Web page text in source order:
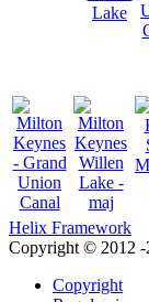
Helix Framework
Copyright © 2012
Copyright